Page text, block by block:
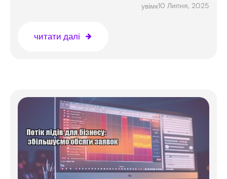
увімк10 Липня, 2025
читати далі